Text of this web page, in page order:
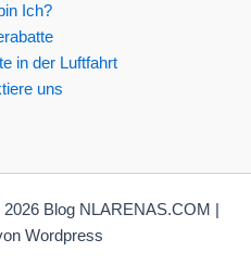
Ich?
in der Luftfahrt
uns
Blog NLARENAS.COM |
Wordpress